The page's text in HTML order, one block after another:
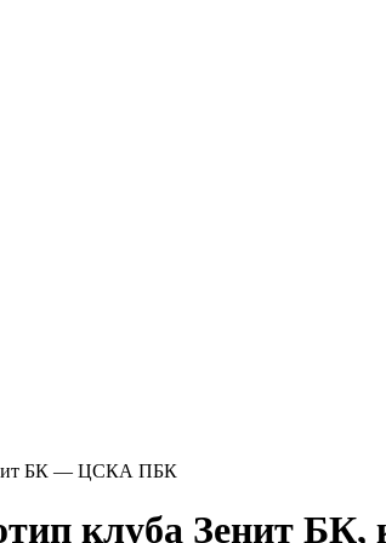
БК — ЦСКА ПБК